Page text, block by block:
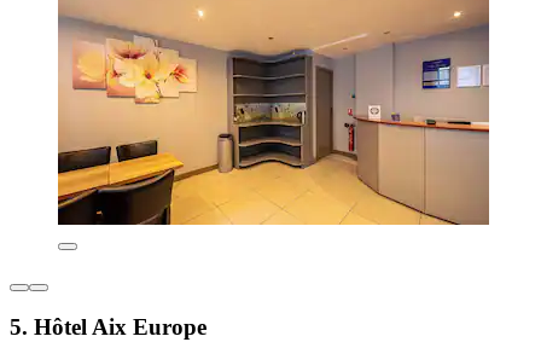
5. Hôtel Aix Europe